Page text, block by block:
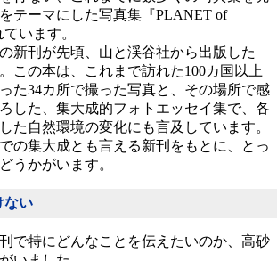
テーマにした写真集『PLANET of
います。
新刊が先頃、山と渓谷社から出版した
この本は、これまで訪れた100カ国以上
た34カ所で撮った写真と、その場所で感
した、集大成的フォトエッセイ集で、各
た自然環境の変化にも言及しています。
の集大成とも言える新刊をもとに、とっ
うかがいます。
ない
で特にどんなことを伝えたいのか、高砂